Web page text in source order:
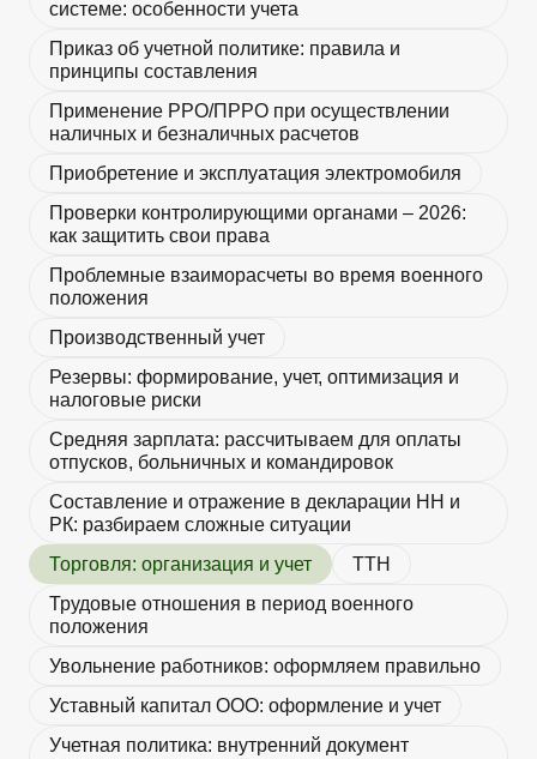
системе: особенности учета
Приказ об учетной политике: правила и
принципы составления
Применение РРО/ПРРО при осуществлении
наличных и безналичных расчетов
Приобретение и эксплуатация электромобиля
Проверки контролирующими органами – 2026:
как защитить свои права
Проблемные взаиморасчеты во время военного
положения
Производственный учет
Резервы: формирование, учет, оптимизация и
налоговые риски
Средняя зарплата: рассчитываем для оплаты
отпусков, больничных и командировок
Составление и отражение в декларации НН и
РК: разбираем сложные ситуации
Торговля: организация и учет
ТТН
Трудовые отношения в период военного
положения
Увольнение работников: оформляем правильно
Уставный капитал ООО: оформление и учет
Учетная политика: внутренний документ